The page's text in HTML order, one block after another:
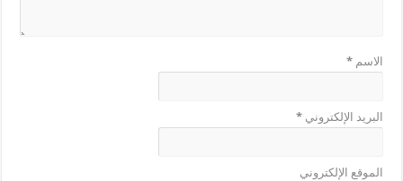
الاسم*
البريد الإلكتروني*
الموقع الإلكتروني